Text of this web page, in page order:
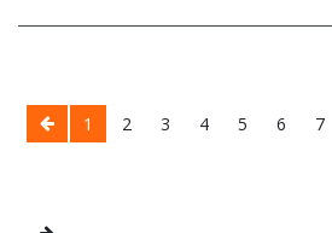
1 2 3 4 5 6 7